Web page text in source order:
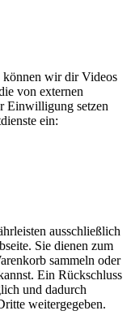
können wir dir Videos
von externen
Einwilligung setzen
ein:
ausschließlich
Sie dienen zum
sammeln oder
Ein Rückschluss
und dadurch
weitergegeben.